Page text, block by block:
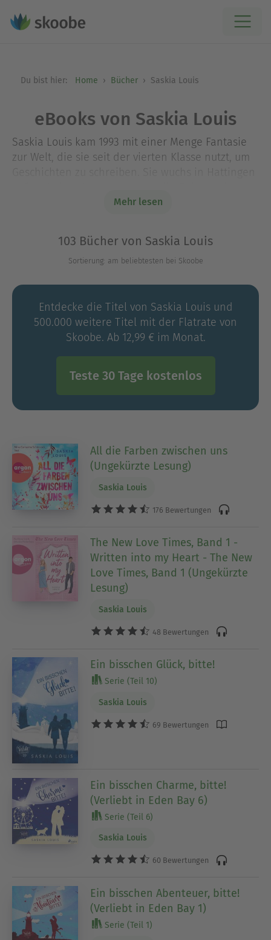
Du bist hier: Home Bücher Saskia Louis
eBooks von Saskia Louis
Saskia Louis kam 1993 mit einer Menge Fantasie
zur Welt, die sie seit der vierten Klasse nutzt, um
Fantasy und amüsanter Frauenliteratur gefunden.
Soundtrack zu der Verfilmung eines ihrer Bücher
zu schreiben.
Mehr lesen
103 Bücher von Saskia Louis
Sortierung: am beliebtesten bei Skoobe
Entdecke die Titel von Saskia Louis und
500.000 weitere Titel mit der Flatrate von
Skoobe. Ab 12,99 € im Monat.
Teste 30 Tage kostenlos
All die Farben zwischen uns
(Ungekürzte Lesung)
Saskia Louis
176 Bewertungen
The New Love Times, Band 1 -
Written into my Heart - The New
Love Times, Band 1 (Ungekürzte
Lesung)
Saskia Louis
48 Bewertungen
Ein bisschen Glück, bitte!
Serie (Teil 10)
Saskia Louis
69 Bewertungen
Ein bisschen Charme, bitte!
(Verliebt in Eden Bay 6)
Serie (Teil 6)
Saskia Louis
60 Bewertungen
Ein bisschen Abenteuer, bitte!
(Verliebt in Eden Bay 1)
Serie (Teil 1)